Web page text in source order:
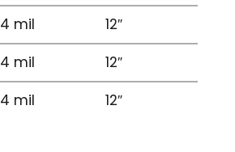
4 mil
12″
4 mil
12″
4 mil 12″